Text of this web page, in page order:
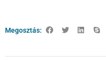
Megosztás: